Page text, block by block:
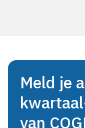
Meld je
van